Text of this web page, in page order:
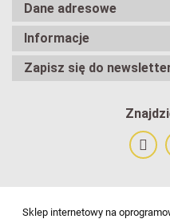
Dane adresowe
Informacje
Zapisz się do
Sklep internetowy na